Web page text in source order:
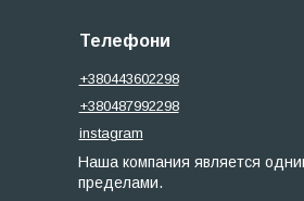
Телефони
+380443602298
+380487992298
instagram
Наша компания является
пределами.